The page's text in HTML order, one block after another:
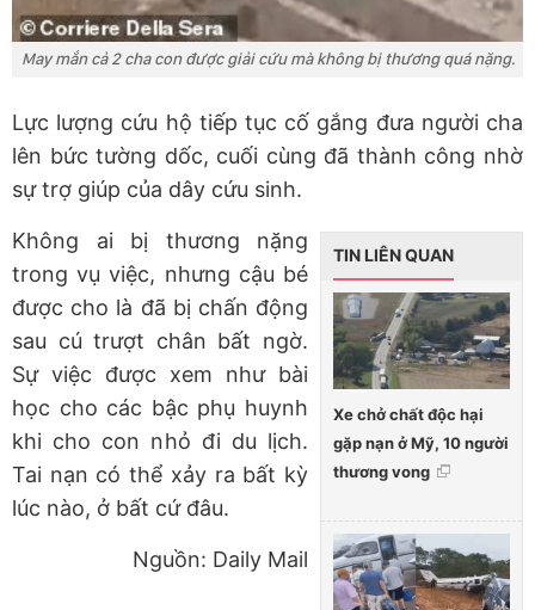
May mắn cả 2 cha con được giải cứu mà không bị thương quá nặng.
Lực lượng cứu hộ tiếp tục cố gắng đưa người cha
lên bức tường dốc, cuối cùng đã thành công nhờ
sự trợ giúp của dây cứu sinh.
TIN LIÊN QUAN
Xe chở chất độc hại
gặp nạn ở Mỹ, 10 người
thương vong
Không ai bị thương nặng
trong vụ việc, nhưng cậu bé
được cho là đã bị chấn động
sau cú trượt chân bất ngờ.
Sự việc được xem như bài
học cho các bậc phụ huynh
khi cho con nhỏ đi du lịch.
Tai nạn có thể xảy ra bất kỳ
lúc nào, ở bất cứ đâu.
Nguồn: Daily Mail